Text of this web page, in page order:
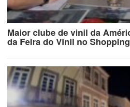
Maior clube de vinil da
da Feira do Vinil no